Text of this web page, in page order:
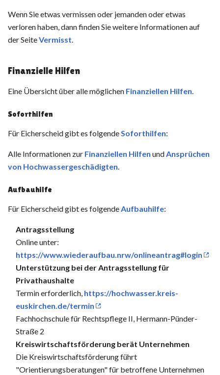
Wenn Sie etwas vermissen oder jemanden oder etwas
verloren haben, dann finden Sie weitere Informationen auf
der SeiteVermisst.
Finanzielle Hilfen
Eine Übersicht über alle möglichen Finanziellen Hilfen.
Soforthilfen
Für Eicherscheid gibt es folgendeSoforthilfen:
Alle Informationen zur Finanziellen Hilfen undAnsprüchen
von Hochwassergeschädigten.
Aufbauhilfe
Für Eicherscheid gibt es folgendeAufbauhilfe:
Antragsstellung
Online unter:
https://www.wiederaufbau.nrw/onlineantrag#login
Unterstützung bei der Antragsstellung für
Privathaushalte
Termin erforderlich, https://hochwasser.kreis-
euskirchen.de/termin
Fachhochschule für Rechtspflege II, Hermann-Pünder-
Straße 2
Kreiswirtschaftsförderung berät Unternehmen
Die Kreiswirtschaftsförderung führt
"Orientierungsberatungen" für betroffene Unternehmen